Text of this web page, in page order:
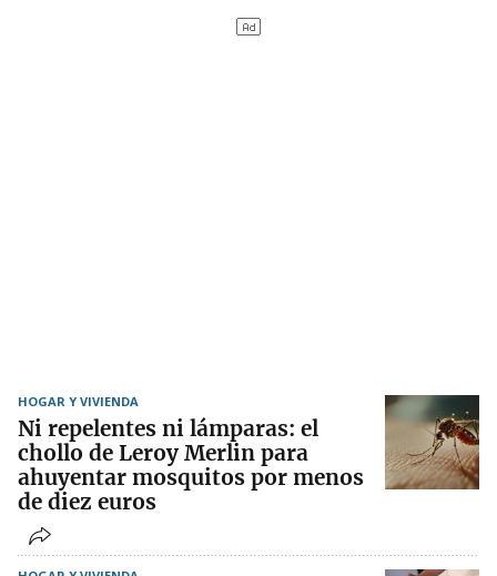
HOGAR Y VIVIENDA
Ni repelentes ni lámparas: el
chollo de Leroy Merlin para
ahuyentar mosquitos por menos
de diez euros